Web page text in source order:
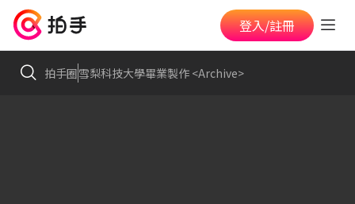
登入/註冊
拍手圈雪梨科技大學畢業製作 <Archive>